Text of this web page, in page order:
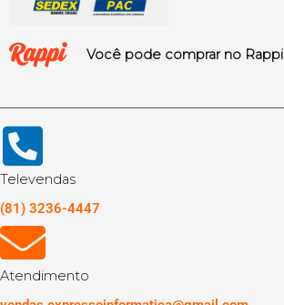
Você pode comprar no Rappi
Televendas
(81) 3236-4447
Atendimento